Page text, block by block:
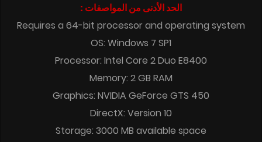
الحد الأدنى من المواصفات :
Requires a 64-bit processor and operating system
OS: Windows 7 SP1
Processor: Intel Core 2 Duo E8400
Memory: 2 GB RAM
Graphics: NVIDIA GeForce GTS 450
DirectX: Version 10
Storage: 3000 MB available space